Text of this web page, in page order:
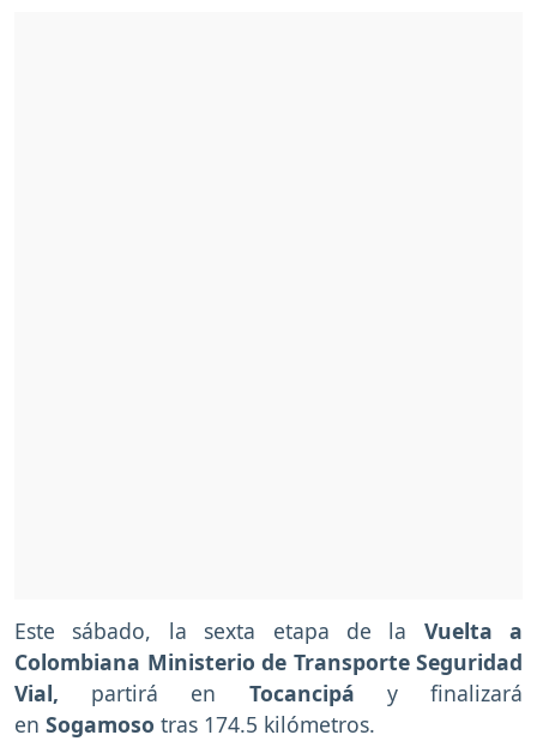
Este sábado, la sexta etapa de la Vuelta a
Colombiana Ministerio de Transporte Seguridad
Vial, partirá en Tocancipá y finalizará
en Sogamoso tras 174.5 kilómetros.